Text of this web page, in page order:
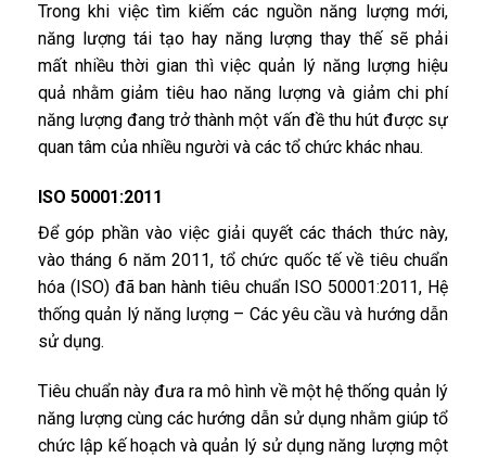
Trong khi việc tìm kiếm các nguồn năng lượng mới,
năng lượng tái tạo hay năng lượng thay thế sẽ phải
mất nhiều thời gian thì việc quản lý năng lượng hiệu
quả nhằm giảm tiêu hao năng lượng và giảm chi phí
năng lượng đang trở thành một vấn đề thu hút được sự
quan tâm của nhiều người và các tổ chức khác nhau.
ISO 50001:2011
Để góp phần vào việc giải quyết các thách thức này,
vào tháng 6 năm 2011, tổ chức quốc tế về tiêu chuẩn
hóa (ISO) đã ban hành tiêu chuẩn ISO 50001:2011, Hệ
thống quản lý năng lượng – Các yêu cầu và hướng dẫn
sử dụng.
Tiêu chuẩn này đưa ra mô hình về một hệ thống quản lý
năng lượng cùng các hướng dẫn sử dụng nhằm giúp tổ
chức lập kế hoạch và quản lý sử dụng năng lượng một